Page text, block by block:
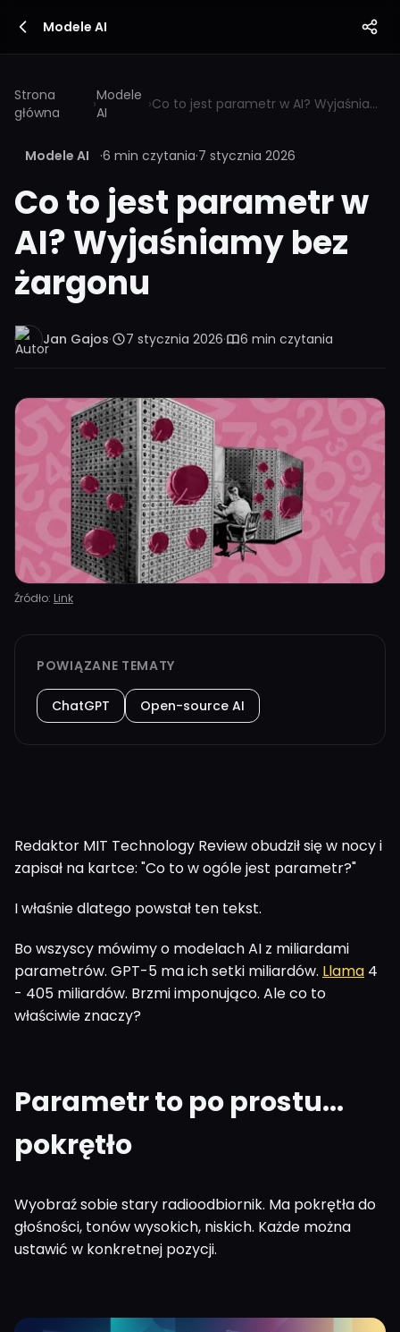
Modele AI
Strona
główna
›Modele
AI
› Co to jest parametr w AI? Wyjaśniamy bez żargonu
Modele AI ·6 min czytania·7 stycznia 2026
Co to jest parametr w
AI? Wyjaśniamy bez
żargonu
Jan Gajos· 7 stycznia 2026· 6 min czytania
Źródło: Link
POWIĄZANE TEMATY
ChatGPT Open-source AI
Redaktor MIT Technology Review obudził się w nocy i
zapisał na kartce: "Co to w ogóle jest parametr?"
I właśnie dlatego powstał ten tekst.
Bo wszyscy mówimy o modelach AI z miliardami
parametrów. GPT-5 ma ich setki miliardów. Llama 4
- 405 miliardów. Brzmi imponująco. Ale co to
właściwie znaczy?
Parametr to po prostu...
pokrętło
Wyobraź sobie stary radioodbiornik. Ma pokrętła do
głośności, tonów wysokich, niskich. Każde można
ustawić w konkretnej pozycji.